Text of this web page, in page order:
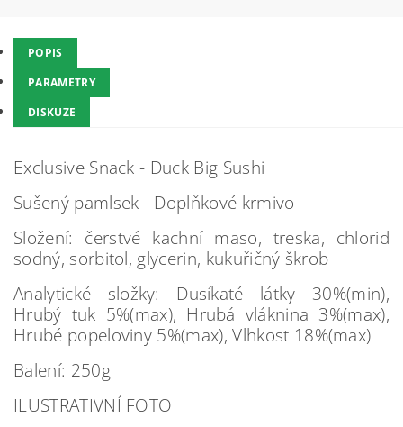
POPIS
PARAMETRY
DISKUZE
Exclusive Snack - Duck Big Sushi
Sušený pamlsek - Doplňkové krmivo
Složení: čerstvé kachní maso, treska, chlorid
sodný, sorbitol, glycerin, kukuřičný škrob
Analytické složky: Dusíkaté látky 30%(min),
Hrubý tuk 5%(max), Hrubá vláknina 3%(max),
Hrubé popeloviny 5%(max), Vlhkost 18%(max)
Balení: 250g
ILUSTRATIVNÍ FOTO